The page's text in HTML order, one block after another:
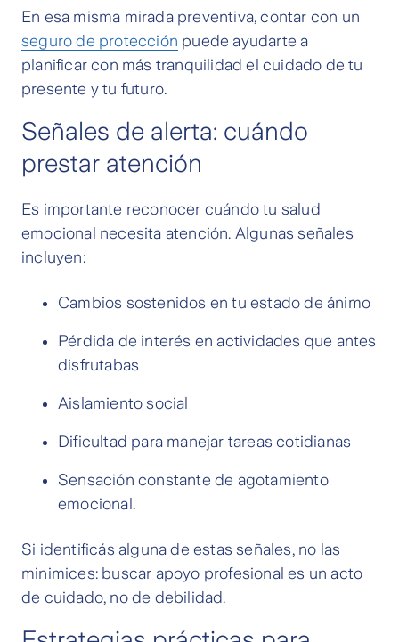
En esa misma mirada preventiva, contar con un
seguro de protección puede ayudarte a
planificar con más tranquilidad el cuidado de tu
presente y tu futuro.
Señales de alerta: cuándo
prestar atención
Es importante reconocer cuándo tu salud
emocional necesita atención. Algunas señales
incluyen:
Cambios sostenidos en tu estado de ánimo
Pérdida de interés en actividades que antes
disfrutabas
Aislamiento social
Dificultad para manejar tareas cotidianas
Sensación constante de agotamiento
emocional.
Si identificás alguna de estas señales, no las
minimices: buscar apoyo profesional es un acto
de cuidado, no de debilidad.